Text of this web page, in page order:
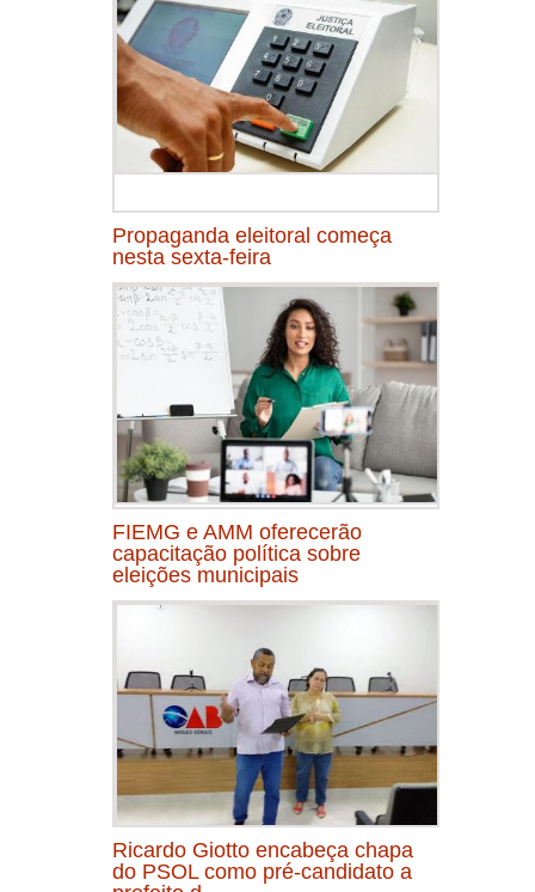
Propaganda eleitoral começa
nesta sexta-feira
FIEMG e AMM oferecerão
capacitação política sobre
eleições municipais
Ricardo Giotto encabeça chapa
do PSOL como pré-candidato a